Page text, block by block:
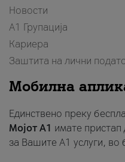
Новости
А1 Групација
Кариера
Заштита на лични
Мобилна
Единствено преку
Мојот A1 имате
за Вашите A1 услуги, во